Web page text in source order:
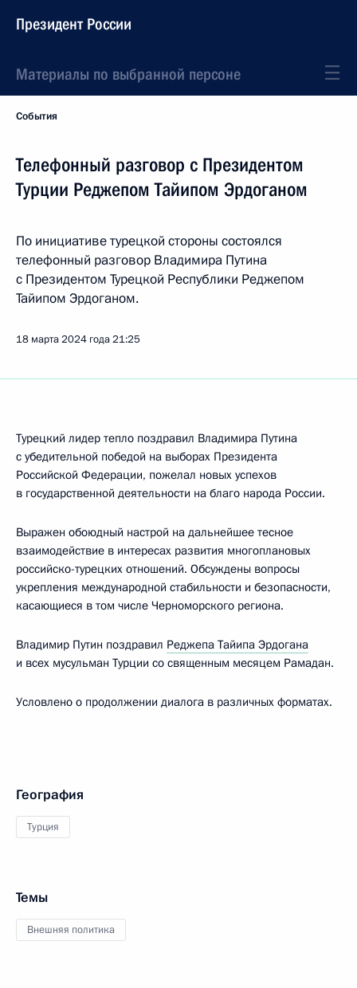
Президент России
Материалы по выбранной персоне
События
Телефонный разговор с Президентом
Турции Реджепом Тайипом Эрдоганом
По инициативе турецкой стороны состоялся
телефонный разговор Владимира Путина
с Президентом Турецкой Республики Реджепом
Тайипом Эрдоганом.
18 марта 2024 года21:25
Турецкий лидер тепло поздравил Владимира Путина
с убедительной победой на выборах Президента
Российской Федерации, пожелал новых успехов
в государственной деятельности на благо народа России.
Выражен обоюдный настрой на дальнейшее тесное
взаимодействие в интересах развития многоплановых
российско-турецких отношений. Обсуждены вопросы
укрепления международной стабильности и безопасности,
касающиеся в том числе Черноморского региона.
Владимир Путин поздравил Реджепа Тайипа Эрдогана
и всех мусульман Турции со священным месяцем Рамадан.
Условлено о продолжении диалога в различных форматах.
География
Турция
Темы
Внешняя политика